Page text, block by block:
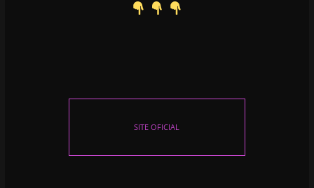
SITE OFICIAL